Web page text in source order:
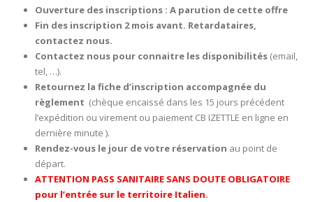
Ouverture des inscriptions : A parution de cette offre
Fin des inscription 2 mois avant. Retardataires,
contactez nous.
Contactez nous pour connaitre les disponibilités(email,
tel, …).
Retournez la fiche d’inscription accompagnée du
règlement (chèque encaissé dans les 15 jours précédent
l’expédition ou virement ou paiement CB IZETTLE en ligne en
dernière minute ).
Rendez-vous le jour de votre réservation au point de
départ.
ATTENTION PASS SANITAIRE SANS DOUTE OBLIGATOIRE
pour l’entrée sur le territoire Italien.